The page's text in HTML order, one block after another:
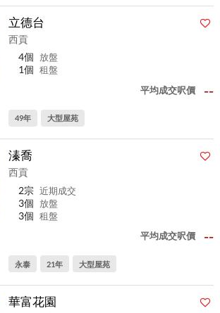
立德台
西貢
4個
放盤
1個 租盤
平均成交呎價
--
49年 大型屋苑
溱喬
西貢
2宗 近期成交
3個 放盤
3個 租盤
平均成交呎價
--
永泰 21年 大型屋苑
華富花園